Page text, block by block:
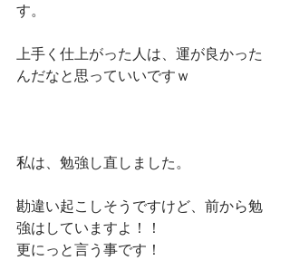
す。
上手く仕上がった人は、運が良かった
んだなと思っていいですｗ
私は、勉強し直しました。
勘違い起こしそうですけど、前から勉
強はしていますよ！！
更にっと言う事です！